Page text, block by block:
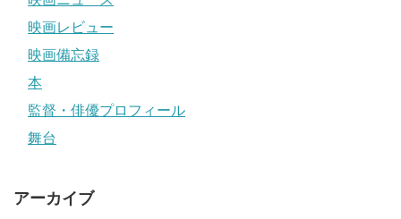
映画レビュー
映画備忘録
本
監督・俳優プロフィール
舞台
アーカイブ